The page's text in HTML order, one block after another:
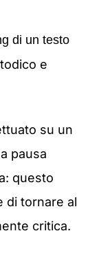
di un testo
e
su un
pausa
questo
di tornare al
critica.